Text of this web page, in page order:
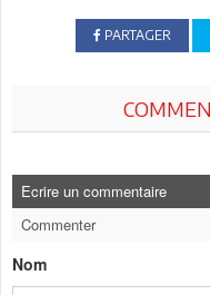
PARTAGER
Ecrire un commentaire
Commenter
Nom